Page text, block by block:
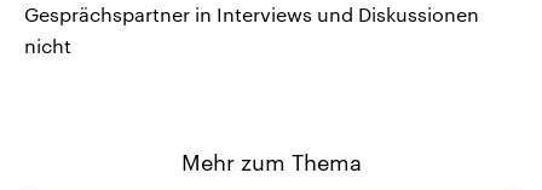
Gesprächspartner in Interviews und Diskussionen
nicht
Mehr zum Thema